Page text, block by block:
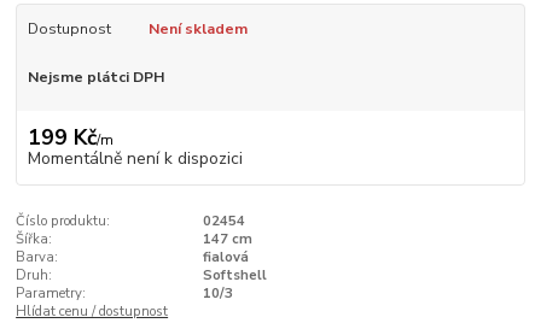
Dostupnost Není skladem
Nejsme plátci DPH
199 Kč/m
Momentálně není k dispozici
Číslo produktu:
02454
Šířka:
147 cm
Barva:
fialová
Druh:
Softshell
Parametry:
10/3
Hlídat cenu / dostupnost